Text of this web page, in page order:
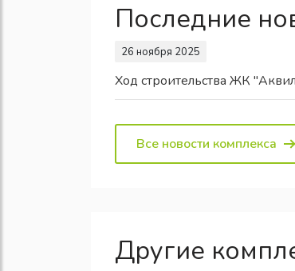
Последние
26 ноября 2025
Ход строительства ЖК
Все новости комплекса
Другие